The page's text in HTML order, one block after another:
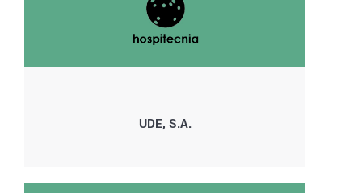
UDE, S.A.